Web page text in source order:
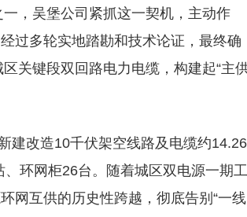
，吴堡公司紧抓这一契机，主动作
过多轮实地踏勘和技术论证，最终确
关键段双回路电力电缆，构建起“主
建改造10千伏架空线路及电缆约14.26
环网柜26台。随着城区双电源一期工
网互供的历史性跨越，彻底告别“一线